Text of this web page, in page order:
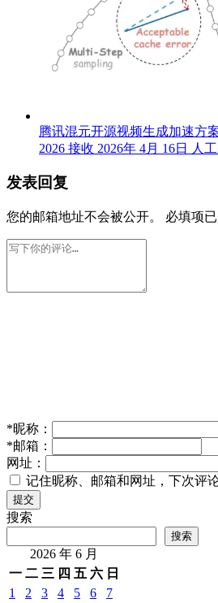
腾讯混元开源视频生成加速方
2026 接收 2026年 4月 16日 人
发表回复
您的邮箱地址不会被公开。 必填项已
*昵称：
*邮箱：
网址：
记住昵称、邮箱和网址，下次评
提交
搜索
搜索
2026 年 6 月
一 二 三 四 五 六 日
1
2 3 4 5 6
7